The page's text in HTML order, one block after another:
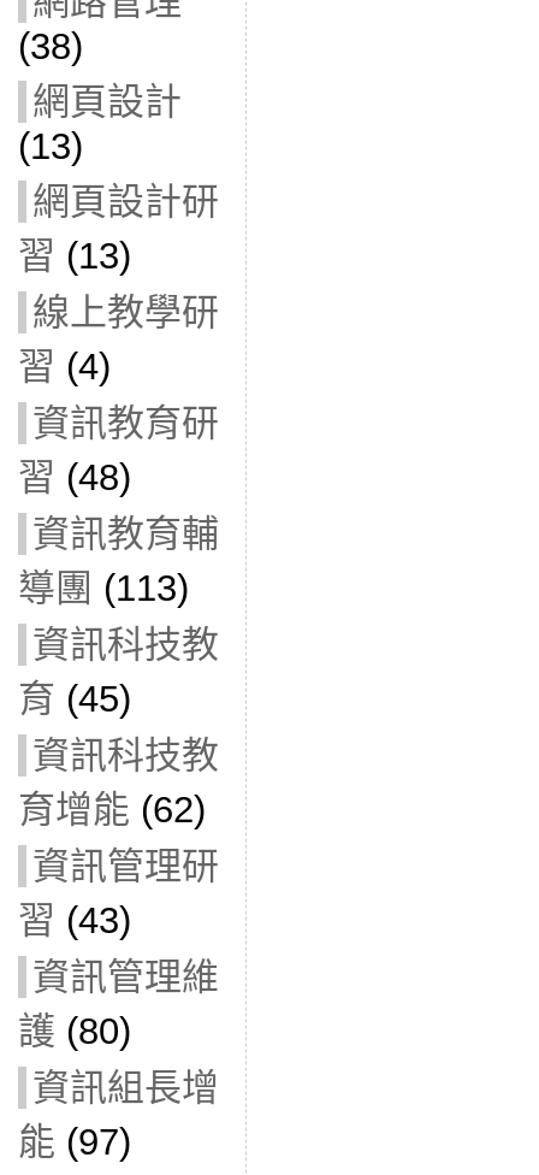
(38)
網頁設計
(13)
網頁設計研
習 (13)
線上教學研
習 (4)
資訊教育研
習 (48)
資訊教育輔
導團 (113)
資訊科技教
育 (45)
資訊科技教
育增能 (62)
資訊管理研
習 (43)
資訊管理維
護 (80)
資訊組長增
能 (97)